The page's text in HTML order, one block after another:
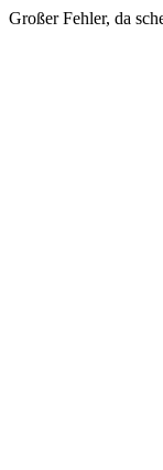
Großer Fehler, da